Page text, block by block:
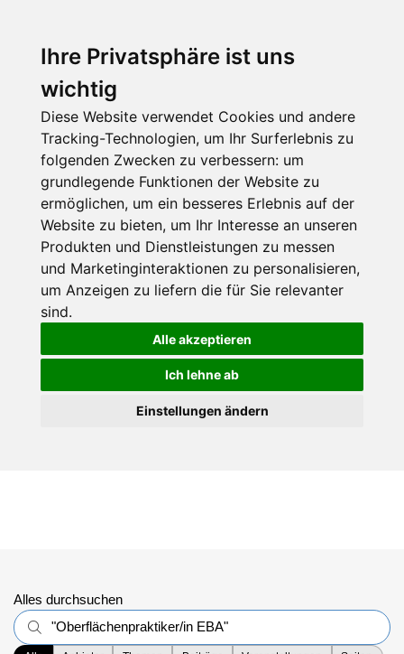
Ihre Privatsphäre ist uns
wichtig
Diese Website verwendet Cookies und andere
Tracking-Technologien, um Ihr Surferlebnis zu
folgenden Zwecken zu verbessern: um
grundlegende Funktionen der Website zu
ermöglichen, um ein besseres Erlebnis auf der
Website zu bieten, um Ihr Interesse an unseren
Produkten und Dienstleistungen zu messen
und Marketinginteraktionen zu personalisieren,
um Anzeigen zu liefern die für Sie relevanter
sind.
Alle akzeptieren
Ich lehne ab
Einstellungen ändern
Alles durchsuchen